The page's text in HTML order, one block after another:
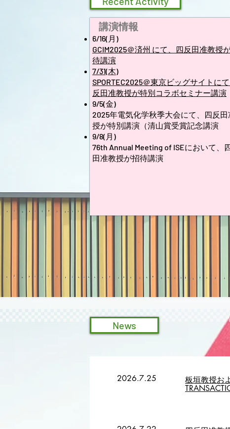
講演情報
6/16(月)
GCIM2025＠済州 にて、四反田准教授
待講演
7/31(木)
SPORTEC2025＠東京ビッグサイトに
反田准教授が特別コラボセミナー講演
9/5(金)
2025年電気化学秋季大会にて、四反田
授が特別講演（清山賞受賞記念講演
9/8(月)
76th Annual Meeting of ISEにおいて、
田准教授が招待講演
News
2026.7.25
板垣教授お